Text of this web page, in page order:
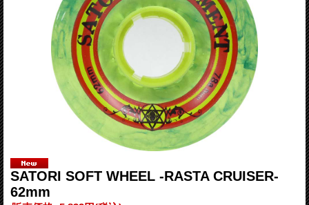
SATORI SOFT WHEEL -RASTA CRUISER-
62mm